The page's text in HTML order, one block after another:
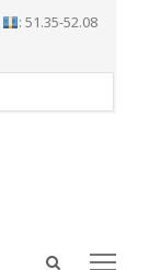
: 51.35-52.08
Open